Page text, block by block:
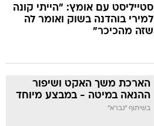
סטייליסט עם אומץ: "הייתי קונה
למירי בוהדנה בשוק ואומר לה
שזה מהכיכר"
הארכת משך האקט ושיפור
ההנאה במיטה - במבצע מיוחד
בשיתוף "גברא"